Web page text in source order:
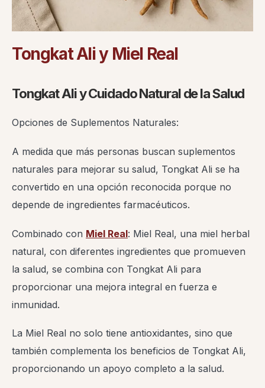
Tongkat Ali y Miel Real
Tongkat Ali y Cuidado Natural de la Salud
Opciones de Suplementos Naturales:
A medida que más personas buscan suplementos
naturales para mejorar su salud, Tongkat Ali se ha
convertido en una opción reconocida porque no
depende de ingredientes farmacéuticos.
Combinado con Miel Real: Miel Real, una miel herbal
natural, con diferentes ingredientes que promueven
la salud, se combina con Tongkat Ali para
proporcionar una mejora integral en fuerza e
inmunidad.
La Miel Real no solo tiene antioxidantes, sino que
también complementa los beneficios de Tongkat Ali,
proporcionando un apoyo completo a la salud.